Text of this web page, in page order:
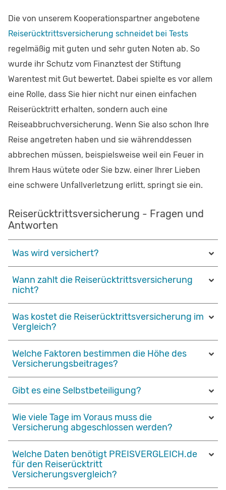
Die von unserem Kooperationspartner angebotene
Reiserücktrittsversicherung schneidet bei Tests
regelmäßig mit guten und sehr guten Noten ab. So
wurde ihr Schutz vom Finanztest der Stiftung
Warentest mit Gut bewertet. Dabei spielte es vor allem
eine Rolle, dass Sie hier nicht nur einen einfachen
Reiserücktritt erhalten, sondern auch eine
Reiseabbruchversicherung. Wenn Sie also schon Ihre
Reise angetreten haben und sie währenddessen
abbrechen müssen, beispielsweise weil ein Feuer in
Ihrem Haus wütete oder Sie bzw. einer Ihrer Lieben
eine schwere Unfallverletzung erlitt, springt sie ein.
Reiserücktrittsversicherung - Fragen und
Antworten
Was wird versichert?
Wann zahlt die Reiserücktrittsversicherung
nicht?
Was kostet die Reiserücktrittsversicherung im
Vergleich?
Welche Faktoren bestimmen die Höhe des
Versicherungsbeitrages?
Gibt es eine Selbstbeteiligung?
Wie viele Tage im Voraus muss die
Versicherung abgeschlossen werden?
Welche Daten benötigt PREISVERGLEICH.de
für den Reiserücktritt
Versicherungsvergleich?